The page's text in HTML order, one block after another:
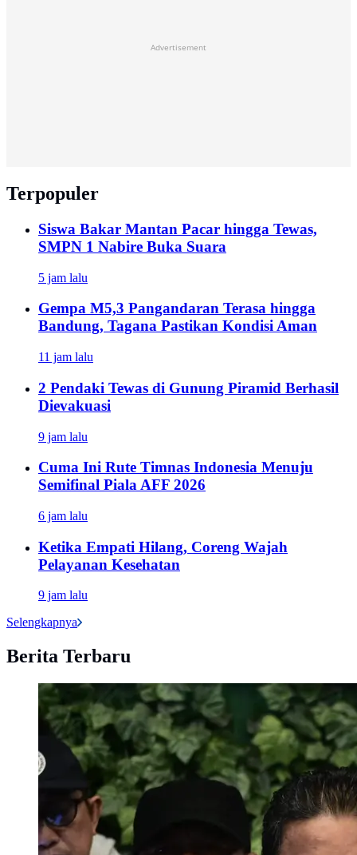
Advertisement
Terpopuler
Siswa Bakar Mantan Pacar hingga Tewas,
SMPN 1 Nabire Buka Suara
5 jam lalu
Gempa M5,3 Pangandaran Terasa hingga
Bandung, Tagana Pastikan Kondisi Aman
11 jam lalu
2 Pendaki Tewas di Gunung Piramid Berhasil
Dievakuasi
9 jam lalu
Cuma Ini Rute Timnas Indonesia Menuju
Semifinal Piala AFF 2026
6 jam lalu
Ketika Empati Hilang, Coreng Wajah
Pelayanan Kesehatan
9 jam lalu
Selengkapnya
Berita Terbaru